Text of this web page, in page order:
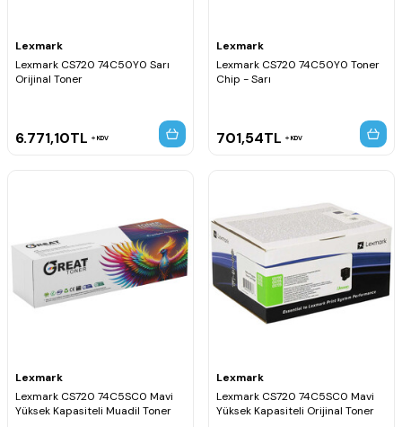
Lexmark
Lexmark CS720 74C50Y0 Sarı
Orijinal Toner
6.771,10TL KDV
Lexmark
Lexmark CS720 74C50Y0 Toner
Chip - Sarı
701,54TL KDV
Lexmark
Lexmark CS720 74C5SC0 Mavi
Yüksek Kapasiteli Muadil Toner
Lexmark
Lexmark CS720 74C5SC0 Mavi
Yüksek Kapasiteli Orijinal Toner